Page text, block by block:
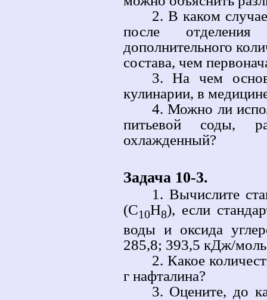
2. В каком
после
дополнительного
состава, чем
3. На чем
кулинарии, в
4. Можно ли
питьевой соды,
охлажденный?
Задача 10-3.
1. Вычислите
(C10H8), если
воды и оксида
285,8; 393,5 кДж/
2. Какое
г нафталина?
3. Оцените, до